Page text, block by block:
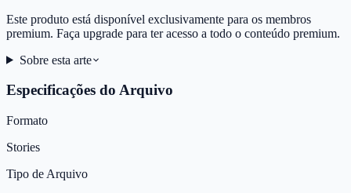
Este produto está disponível exclusivamente para os membros
premium. Faça upgrade para ter acesso a todo o conteúdo premium.
Sobre esta arte
Especificações do Arquivo
Formato
Stories
Tipo de Arquivo